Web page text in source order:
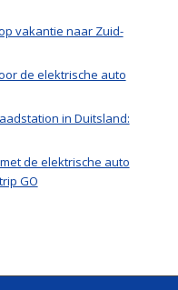
vakantie naar Zuid-
de elektrische auto
in Duitsland:
de elektrische auto
GO